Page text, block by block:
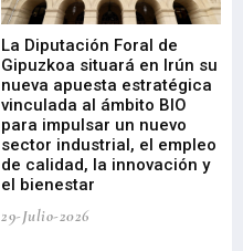
La Diputación Foral de
Gipuzkoa situará en Irún su
nueva apuesta estratégica
vinculada al ámbito BIO
para impulsar un nuevo
sector industrial, el empleo
de calidad, la innovación y
el bienestar
29-Julio-2026